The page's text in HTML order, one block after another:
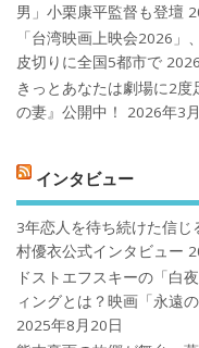
男」小栗康平監督も登壇
「台湾映画上映会2026
皮切りに全国5都市で
きっとあなたは劇場に2
の妻』公開中！
2026年3
インタビュー
3年恋人を待ち続けた信
村優衣公式インタビュー
ドストエフスキーの「白
ィングとは？映画「永遠
2025年8月20日